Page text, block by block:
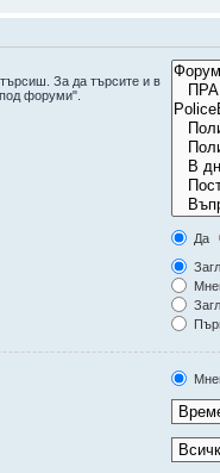
За да търсите и в
форуми".
Да